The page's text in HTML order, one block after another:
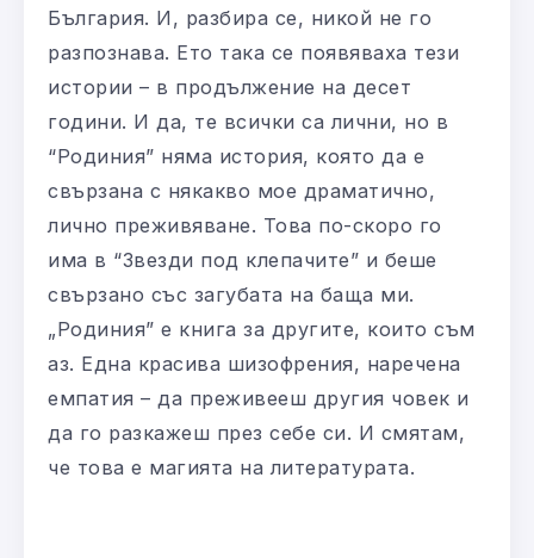
България. И, разбира се, никой не го
разпознава. Ето така се появяваха тези
истории – в продължение на десет
години. И да, те всички са лични, но в
“Родиния” няма история, която да е
свързана с някакво мое драматично,
лично преживяване. Това по-скоро го
има в “Звезди под клепачите” и беше
свързано със загубата на баща ми.
„Родиния” е книга за другите, които съм
аз. Една красива шизофрения, наречена
емпатия – да преживееш другия човек и
да го разкажеш през себе си. И смятам,
че това е магията на литературата.